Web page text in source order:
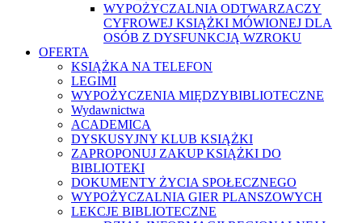
WYPOŻYCZALNIA ODTWARZACZY
CYFROWEJ KSIĄŻKI MÓWIONEJ DLA
OSÓB Z DYSFUNKCJĄ WZROKU
OFERTA
KSIĄŻKA NA TELEFON
LEGIMI
WYPOŻYCZENIA MIĘDZYBIBLIOTECZNE
Wydawnictwa
ACADEMICA
DYSKUSYJNY KLUB KSIĄŻKI
ZAPROPONUJ ZAKUP KSIĄŻKI DO
BIBLIOTEKI
DOKUMENTY ŻYCIA SPOŁECZNEGO
WYPOŻYCZALNIA GIER PLANSZOWYCH
LEKCJE BIBLIOTECZNE